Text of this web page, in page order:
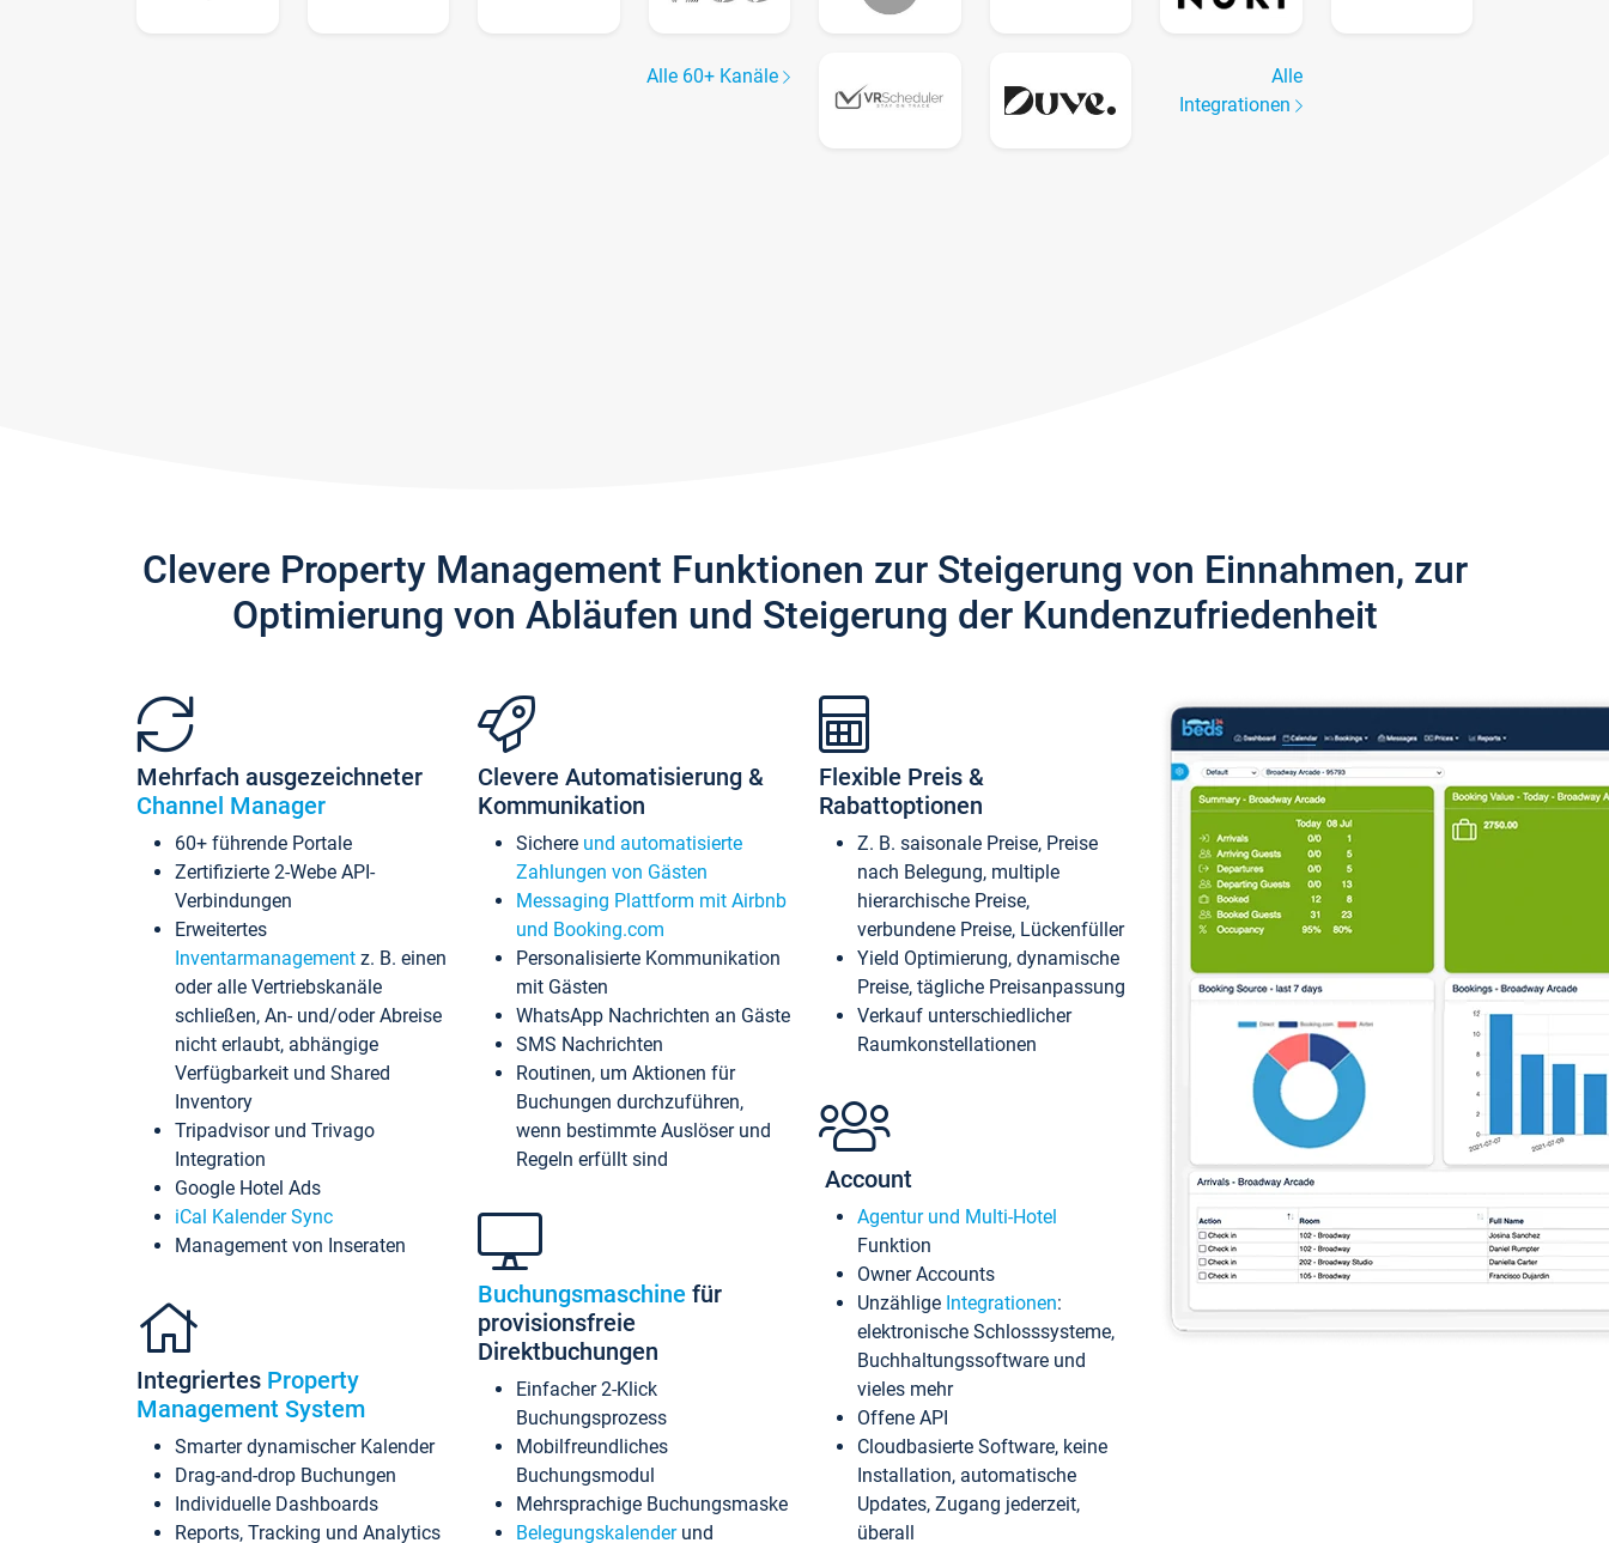
Alle 60+ Kanäle
Alle
Integrationen
Clevere Property Management Funktionen zur Steigerung von Einnahmen, zur
Optimierung von Abläufen und Steigerung der Kundenzufriedenheit
Mehrfach ausgezeichneter
Channel Manager
60+ führende Portale
Zertifizierte 2-Webe API-
Verbindungen
Erweitertes
Inventarmanagement z. B. einen
oder alle Vertriebskanäle
schließen, An- und/oder Abreise
nicht erlaubt, abhängige
Verfügbarkeit und Shared
Inventory
Tripadvisor und Trivago
Integration
Google Hotel Ads
iCal Kalender Sync
Management von Inseraten
Integriertes Property
Management System
Smarter dynamischer Kalender
Drag-and-drop Buchungen
Individuelle Dashboards
Reports, Tracking und Analytics
Clevere Automatisierung &
Kommunikation
Sichere und automatisierte
Zahlungen von Gästen
Messaging Plattform mit Airbnb
und Booking.com
Personalisierte Kommunikation
mit Gästen
WhatsApp Nachrichten an Gäste
SMS Nachrichten
Routinen, um Aktionen für
Buchungen durchzuführen,
wenn bestimmte Auslöser und
Regeln erfüllt sind
Buchungsmaschine für
provisionsfreie
Direktbuchungen
Einfacher 2-Klick
Buchungsprozess
Mobilfreundliches
Buchungsmodul
Mehrsprachige Buchungsmaske
Belegungskalenderund
Flexible Preis &
Rabattoptionen
Z. B. saisonale Preise, Preise
nach Belegung, multiple
hierarchische Preise,
verbundene Preise, Lückenfüller
Yield Optimierung, dynamische
Preise, tägliche Preisanpassung
Verkauf unterschiedlicher
Raumkonstellationen
Account
Agentur und Multi-Hotel
Funktion
Owner Accounts
Unzählige Integrationen:
elektronische Schlosssysteme,
Buchhaltungssoftware und
vieles mehr
Offene API
Cloudbasierte Software, keine
Installation, automatische
Updates, Zugang jederzeit,
überall